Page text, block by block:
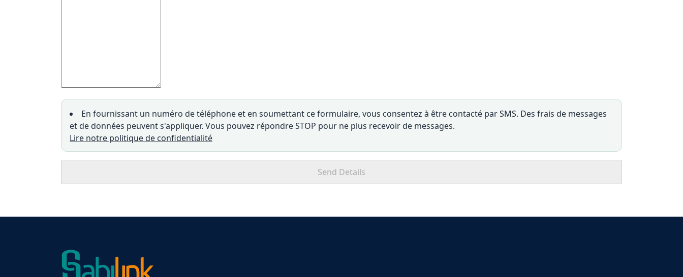
En fournissant un numéro de téléphone et en soumettant ce formulaire, vous consentez à être contacté par SMS. Des frais de messages
et de données peuvent s'appliquer. Vous pouvez répondre STOP pour ne plus recevoir de messages.
Lire notre politique de confidentialité
Send Details